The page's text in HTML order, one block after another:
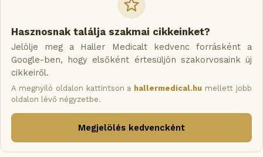
Hasznosnak találja szakmai cikkeinket?
Jelölje meg a Haller Medicalt kedvenc forrásként a
Google-ben, hogy elsőként értesüljön szakorvosaink új
cikkeiről.
A megnyíló oldalon kattintson a hallermedical.hu mellett jobb
oldalon lévő négyzetbe.
Megjelölés kedvencként